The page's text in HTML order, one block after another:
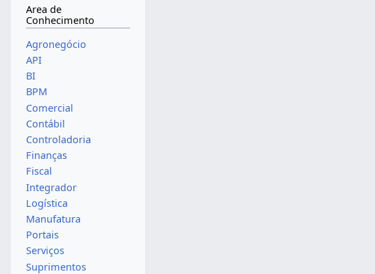
Area de
Conhecimento
Agronegócio
API
BI
BPM
Comercial
Contábil
Controladoria
Finanças
Fiscal
Integrador
Logística
Manufatura
Portais
Serviços
Suprimentos